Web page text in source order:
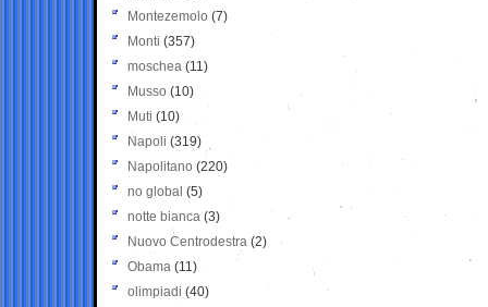
Montezemolo (7)
Monti (357)
moschea (11)
Musso (10)
Muti (10)
Napoli (319)
Napolitano (220)
no global (5)
notte bianca (3)
Nuovo Centrodestra (2)
Obama (11)
olimpiadi (40)